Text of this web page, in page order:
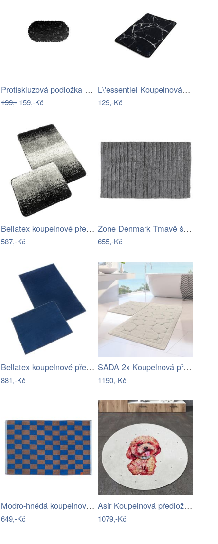
Protiskluzová podložka do koupelny…
199,- 159,-Kč
L\'essentiel Koupelnová předložka…
129,-Kč
Bellatex koupelnové předložky…
587,-Kč
Zone Denmark Tmavě šedá bavlněná…
655,-Kč
Bellatex koupelnové předložky BANYGOLD…
881,-Kč
SADA 2x Koupelnová předložka LINO 60…
1190,-Kč
Modro-hnědá koupelnová předložka z bio…
649,-Kč
Asir Koupelnová předložka Terrier, Ø…
1079,-Kč